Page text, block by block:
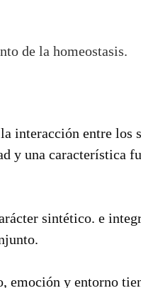
de la homeostasis.
interacción entre los
y una característica
sintético. e
emoción y entorno